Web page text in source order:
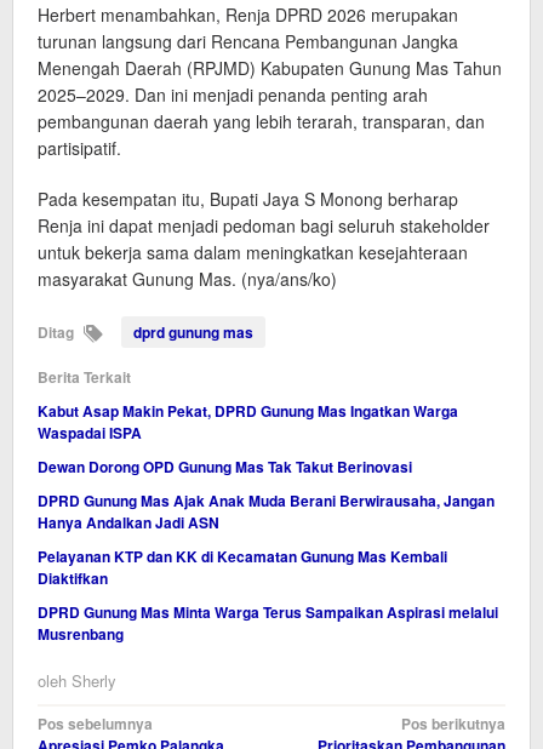
Herbert menambahkan, Renja DPRD 2026 merupakan
turunan langsung dari Rencana Pembangunan Jangka
Menengah Daerah (RPJMD) Kabupaten Gunung Mas Tahun
2025–2029. Dan ini menjadi penanda penting arah
pembangunan daerah yang lebih terarah, transparan, dan
partisipatif.
Pada kesempatan itu, Bupati Jaya S Monong berharap
Renja ini dapat menjadi pedoman bagi seluruh stakeholder
untuk bekerja sama dalam meningkatkan kesejahteraan
masyarakat Gunung Mas. (nya/ans/ko)
Ditag dprd gunung mas
Berita Terkait
Kabut Asap Makin Pekat, DPRD Gunung Mas Ingatkan Warga
Waspadai ISPA
Dewan Dorong OPD Gunung Mas Tak Takut Berinovasi
DPRD Gunung Mas Ajak Anak Muda Berani Berwirausaha, Jangan
Hanya Andalkan Jadi ASN
Pelayanan KTP dan KK di Kecamatan Gunung Mas Kembali
Diaktifkan
DPRD Gunung Mas Minta Warga Terus Sampaikan Aspirasi melalui
Musrenbang
oleh Sherly
Navigasi
Pos sebelumnya
Pos berikutnya